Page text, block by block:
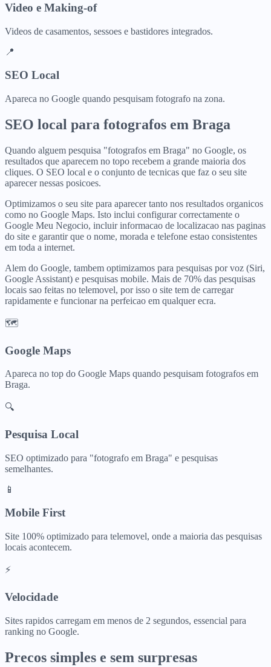
Video e Making-of
Videos de casamentos, sessoes e bastidores integrados.
📍
SEO Local
Apareca no Google quando pesquisam fotografo na zona.
SEO local para fotografos em Braga
Quando alguem pesquisa "fotografos em Braga" no Google, os
resultados que aparecem no topo recebem a grande maioria dos
cliques. O SEO local e o conjunto de tecnicas que faz o seu site
aparecer nessas posicoes.
Optimizamos o seu site para aparecer tanto nos resultados organicos
como no Google Maps. Isto inclui configurar correctamente o
Google Meu Negocio, incluir informacao de localizacao nas paginas
do site e garantir que o nome, morada e telefone estao consistentes
em toda a internet.
Alem do Google, tambem optimizamos para pesquisas por voz (Siri,
Google Assistant) e pesquisas mobile. Mais de 70% das pesquisas
locais sao feitas no telemovel, por isso o site tem de carregar
rapidamente e funcionar na perfeicao em qualquer ecra.
🗺️
Google Maps
Apareca no top do Google Maps quando pesquisam fotografos em
Braga.
🔍
Pesquisa Local
SEO optimizado para "fotografo em Braga" e pesquisas
semelhantes.
📱
Mobile First
Site 100% optimizado para telemovel, onde a maioria das pesquisas
locais acontecem.
⚡
Velocidade
Sites rapidos carregam em menos de 2 segundos, essencial para
ranking no Google.
Precos simples e sem surpresas